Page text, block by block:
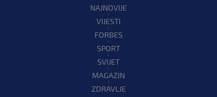
NAJNOVIJE
VIJESTI
FORBES
SPORT
SVIJET
MAGAZIN
ZDRAVLJE